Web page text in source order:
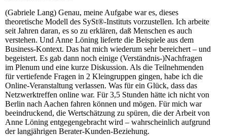
(Gabriele Lang) Genau, meine Aufgabe war es, dieses
theoretische Modell des SySt®-Instituts vorzustellen. Ich arbeite
seit Jahren daran, es so zu erklären, daß Menschen es auch
verstehen. Und Anne Löning lieferte die Beispiele aus dem
Business-Kontext. Das hat mich wiederum sehr bereichert – und
begeistert. Es gab dann noch einige (Verständnis-)Nachfragen
im Plenum und eine kurze Diskussion. Als die Teilnehmenden
für vertiefende Fragen in 2 Kleingruppen gingen, habe ich die
Online-Veranstaltung verlassen. Was für ein Glück, dass das
Netzwerktreffen online war. Für 3,5 Stunden hätte ich nicht von
Berlin nach Aachen fahren können und mögen. Für mich war
beeindruckend, die Wertschätzung zu spüren, die der Arbeit von
Anne Löning entgegengebracht wird – wahrscheinlich aufgrund
der langjährigen Berater-Kunden-Beziehung.